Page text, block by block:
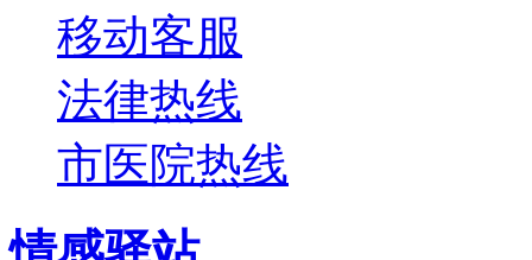
移动客服
法律热线
市医院热线